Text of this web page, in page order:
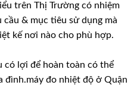
trên Thị Trường có nhiệm
& mục tiêu sử dụng mà
kế nơi nào cho phù hợp.
có lợi để hoàn toàn có thể
đình.máy đo nhiệt độ ở Quận